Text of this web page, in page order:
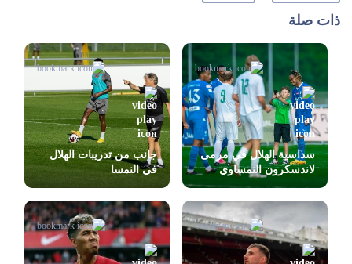
ذات صلة
سداسية الهلال في مرمى
لاندسكرون النمساوي
جانب من تدريبات الهلال
في النمسا